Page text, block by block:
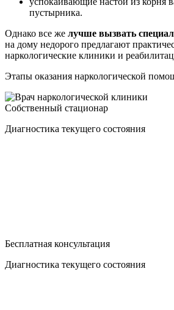
пустырника.
Однако все же лучше вызвать
на дому недорого предлагают
наркологические клиники и
Этапы оказания наркологической
Собственный стационар
Диагностика текущего состояния
Бесплатная консультация
Диагностика текущего состояния